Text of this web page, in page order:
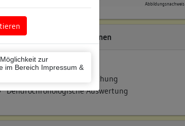
zur
im Bereich Impressum &
Abbildungsnachweis
Zugeordnete Dokumentationen
Befunddokumentation
Restauratorische Untersuchung
Dendrochronologische Auswertung